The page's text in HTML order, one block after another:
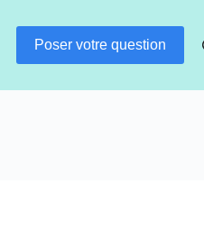
Poser votre question